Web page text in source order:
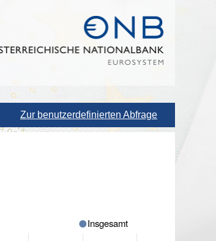
Zur benutzerdefinierten Abfrage
Insgesamt